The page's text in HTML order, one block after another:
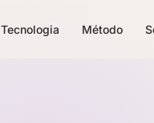
Tecnologia Método